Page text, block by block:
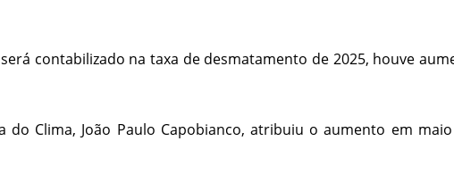
contabilizado na taxa de desmatamento de 2025, houve
Clima, João Paulo Capobianco, atribuiu o aumento em